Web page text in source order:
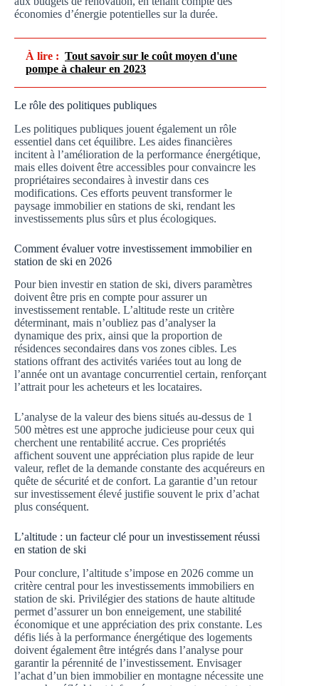
économies d’énergie potentielles sur la durée.
À lire : Tout savoir sur le coût moyen d'une
pompe à chaleur en 2023
Le rôle des politiques publiques
Les politiques publiques jouent également un rôle
essentiel dans cet équilibre. Les aides financières
incitent à l’amélioration de la performance énergétique,
mais elles doivent être accessibles pour convaincre les
propriétaires secondaires à investir dans ces
modifications. Ces efforts peuvent transformer le
paysage immobilier en stations de ski, rendant les
investissements plus sûrs et plus écologiques.
Comment évaluer votre investissement immobilier en
station de ski en 2026
Pour bien investir en station de ski, divers paramètres
doivent être pris en compte pour assurer un
investissement rentable. L’altitude reste un critère
déterminant, mais n’oubliez pas d’analyser la
dynamique des prix, ainsi que la proportion de
résidences secondaires dans vos zones cibles. Les
stations offrant des activités variées tout au long de
l’année ont un avantage concurrentiel certain, renforçant
l’attrait pour les acheteurs et les locataires.
L’analyse de la valeur des biens situés au-dessus de 1
500 mètres est une approche judicieuse pour ceux qui
cherchent une rentabilité accrue. Ces propriétés
affichent souvent une appréciation plus rapide de leur
valeur, reflet de la demande constante des acquéreurs en
quête de sécurité et de confort. La garantie d’un retour
sur investissement élevé justifie souvent le prix d’achat
plus conséquent.
L’altitude : un facteur clé pour un investissement réussi
en station de ski
Pour conclure, l’altitude s’impose en 2026 comme un
critère central pour les investissements immobiliers en
station de ski. Privilégier des stations de haute altitude
permet d’assurer un bon enneigement, une stabilité
économique et une appréciation des prix constante. Les
défis liés à la performance énergétique des logements
doivent également être intégrés dans l’analyse pour
garantir la pérennité de l’investissement. Envisager
l’achat d’un bien immobilier en montagne nécessite une